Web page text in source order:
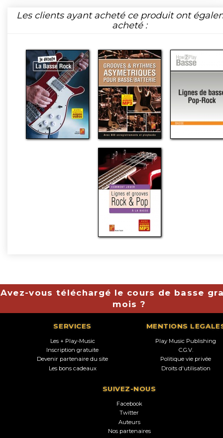
Les clients ayant acheté ce produit ont
acheté :
Avez-vous téléchargé le cours de basse
mois ?
SERVICES
Les + Play-Music
Inscription gratuite
Devenir partenaire du site
Les bons cadeaux
MENTIONS
Play Music Publishing
C.G.V.
Politique vie privée
Droits d'utilisation
SUIVEZ-NOUS
Facebook
Twitter
Auteurs
Nos partenaires